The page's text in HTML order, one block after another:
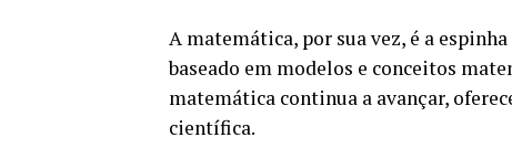
A matemática, por sua vez, é a
baseado em modelos e conceitos
matemática continua a avançar,
científica.